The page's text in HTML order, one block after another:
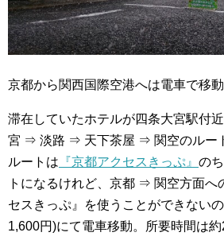
京都から関西国際空港へは電車で移動
滞在していたホテルが四条大宮駅付
宮 ⇒ 淡路 ⇒ 天下茶屋 ⇒ 関空のルー
ルートは 『京都アクセスきっぷ』 の
トになるけれど、京都 ⇒ 関空方面へ
セスきっぷ』を使うことができない
1,600円)にて電車移動。所要時間は約